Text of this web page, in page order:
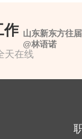
作
天在线
山东新东方往
@林语诺